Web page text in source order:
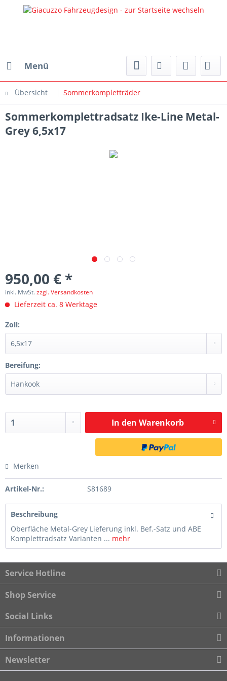
Menü
Übersicht Sommerkompletträder
Sommerkomplettradsatz Ike-Line Metal-
Grey 6,5x17
950,00 € *
inkl. MwSt.zzgl. Versandkosten
Lieferzeit ca. 8 Werktage
Zoll:
Bereifung:
In den Warenkorb
Merken
Artikel-Nr.: S81689
Beschreibung
Oberfläche Metal-Grey Lieferung inkl. Bef.-Satz und ABE
Komplettradsatz Varianten ... mehr
Service Hotline
Shop Service
Social Links
Informationen
Newsletter